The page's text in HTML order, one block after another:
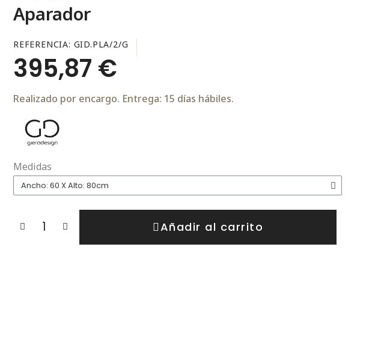
Aparador
REFERENCIA GID.PLA/2/G
395,87 €
Realizado por encargo. Entrega: 15 días hábiles.
Medidas
Añadir al carrito